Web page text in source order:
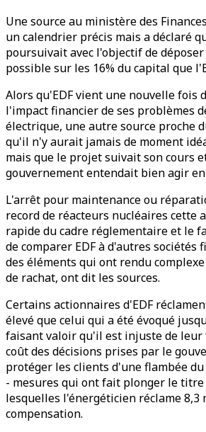
Une source au ministère des
un calendrier précis mais a déclaré
poursuivait avec l'objectif de
possible sur les 16% du capital que
Alors qu'EDF vient une nouvelle fois
l'impact financier de ses problèmes
électrique, une autre source proche
qu'il n'y aurait jamais de moment
mais que le projet suivait son cours
gouvernement entendait bien agir
L'arrêt pour maintenance ou
record de réacteurs nucléaires cette
rapide du cadre réglementaire et le
de comparer EDF à d'autres sociétés
des éléments qui ont rendu
de rachat, ont dit les sources.
Certains actionnaires d'EDF
élevé que celui qui a été évoqué
faisant valoir qu'il est injuste de
coût des décisions prises par le
protéger les clients d'une flambée
- mesures qui ont fait plonger le titre
lesquelles l'énergéticien réclame 8,3
compensation.